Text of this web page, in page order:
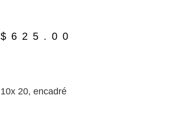
$ 625.00
10x 20, encadré